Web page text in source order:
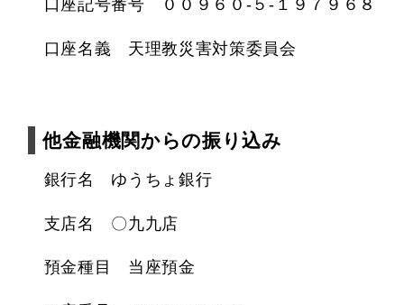
口座記号番号 ００９６０‐５‐１９７９６８
口座名義 天理教災害対策委員会
他金融機関からの振り込み
銀行名 ゆうちょ銀行
支店名 〇九九店
預金種目 当座預金